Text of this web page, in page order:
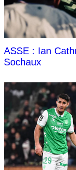
ASSE : Ian
Sochaux